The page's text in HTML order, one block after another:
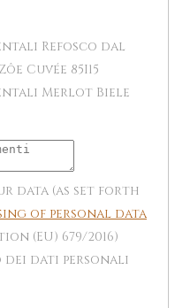
Refosco dal
Cuvée 85I15
Merlot Biele
data (as set forth
of personal data
(EU) 679/2016)
dati personali